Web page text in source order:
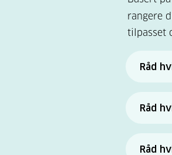
rangere
tilpasset
Råd
Råd
årlig.
Råd